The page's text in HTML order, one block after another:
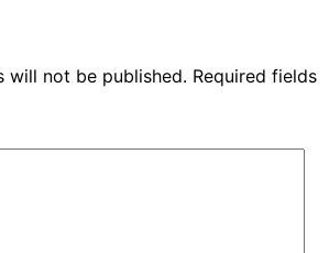
will not be published. Required fields